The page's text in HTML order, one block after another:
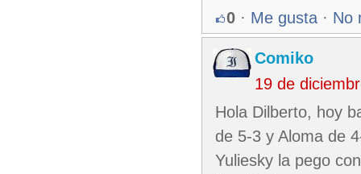
0 · Me gusta · No
Comiko
19 de
Hola Dilberto, hoy
de 5-3 y Aloma de
Yuliesky la pego